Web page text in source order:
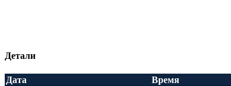
Детали
Дата Время